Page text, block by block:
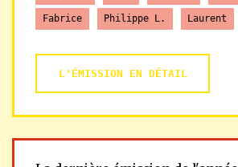
Fabrice Philippe L. Laurent
L'ÉMISSION EN DÉTAIL